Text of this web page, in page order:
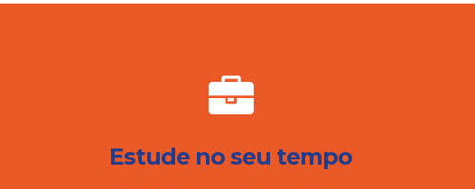
Estude no seu tempo